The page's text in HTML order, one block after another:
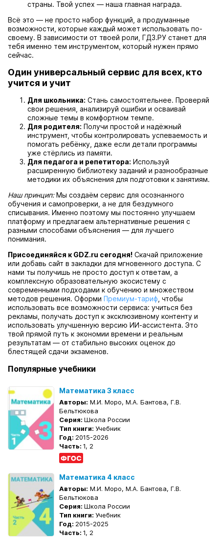
страны. Твой успех — наша главная награда.
Всё это — не просто набор функций, а продуманные
возможности, которые каждый может использовать по-
своему. В зависимости от твоей роли, ГДЗ.РУ станет для
тебя именно тем инструментом, который нужен прямо
сейчас.
Один универсальный сервис для всех, кто
учится и учит
Для школьника: Стань самостоятельнее. Проверяй
свои решения, анализируй ошибки и осваивай
сложные темы в комфортном темпе.
Для родителя: Получи простой и надёжный
инструмент, чтобы контролировать успеваемость и
помогать ребёнку, даже если детали программы
уже стёрлись из памяти.
Для педагога и репетитора: Используй
расширенную библиотеку заданий и разнообразные
методики их объяснения для подготовки к занятиям.
Наш принцип:Мы создаём сервис для осознанного
обучения и самопроверки, а не для бездумного
списывания. Именно поэтому мы постоянно улучшаем
платформу и предлагаем альтернативные решения с
разными способами объяснения — для лучшего
понимания.
Присоединяйся к GDZ.ru сегодня! Скачай приложение
или добавь сайт в закладки для мгновенного доступа. С
нами ты получишь не просто доступ к ответам, а
комплексную образовательную экосистему с
современными подходами к обучению и множеством
методов решения. Оформи Премиум-тариф , чтобы
использовать все возможности сервиса: учиться без
рекламы, получать доступ к эксклюзивному контенту и
использовать улучшенную версию ИИ-ассистента. Это
твой прямой путь к экономии времени и реальным
результатам — от стабильно высоких оценок до
блестящей сдачи экзаменов.
Популярные учебники
Математика 3 класс
Авторы: М.И. Моро, М.А. Бантова, Г.В.
Бельтюкова
Серия: Школа России
Тип книги: Учебник
Год: 2015-2026
Часть: 1, 2
Математика 4 класс
Авторы: М.И. Моро, М.А. Бантова, Г.В.
Бельтюкова
Серия: Школа России
Тип книги: Учебник
Год: 2015-2025
Часть: 1, 2